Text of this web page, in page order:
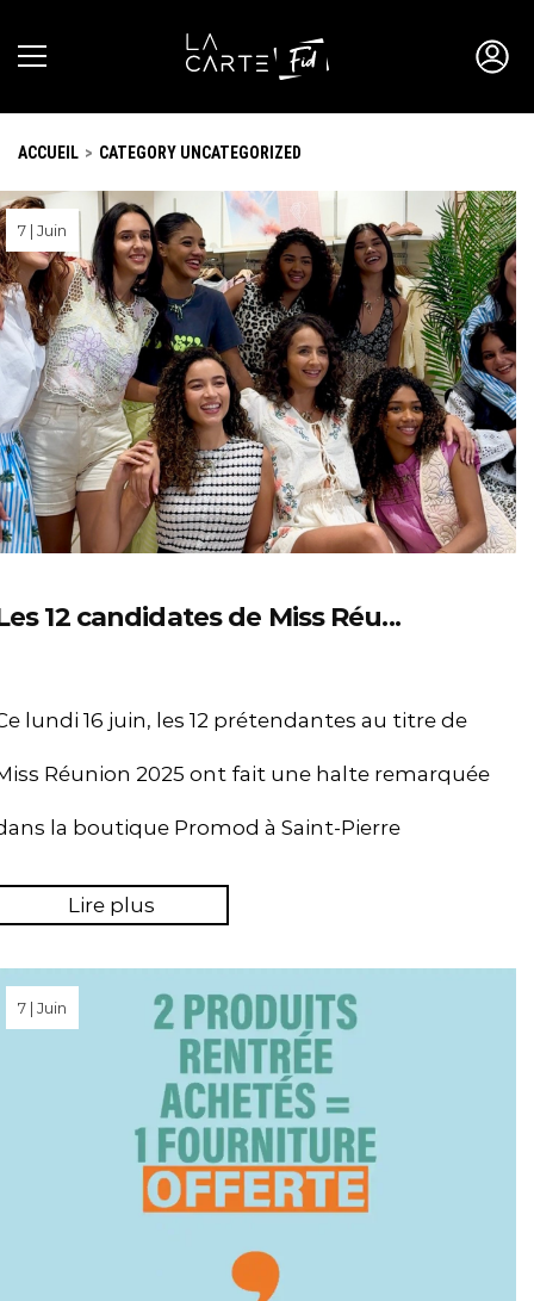
ACCUEIL CATEGORY UNCATEGORIZED
7 | Juin
12 candidates de Miss Réu...
lundi 16 juin, les 12 prétendantes au titre de
Réunion 2025 ont fait une halte remarquée
la boutique Promod à Saint-Pierre
Lire plus
7 | Juin